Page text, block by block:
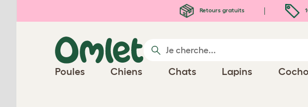
Retours gratuits
Poules Chiens Chats Lapins